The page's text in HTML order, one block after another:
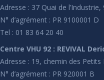
Adresse : 37 Quai de
N° d’agrément : PR 9100001 D
Tel : 01 83 64 20 40
Centre VHU 92 : REVIVAL
Adresse : 19, chemin des Petits
N° d’agrément : PR 920001 B